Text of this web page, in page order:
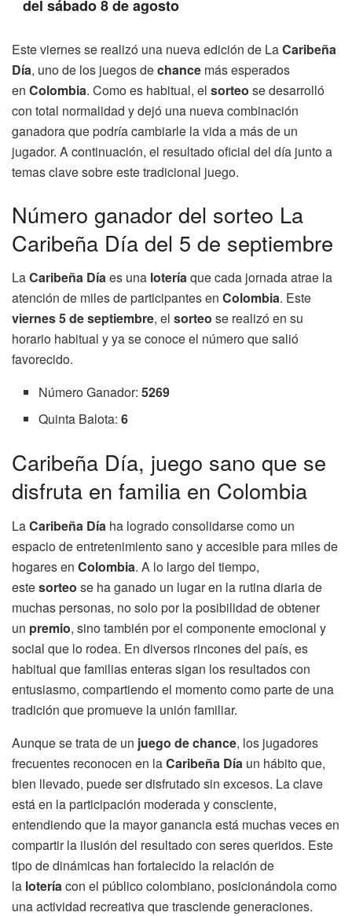
del sábado 8 de agosto
Este viernes se realizó una nueva edición de LaCaribeña
Día, uno de los juegos dechance más esperados
en Colombia. Como es habitual, el sorteo se desarrolló
con total normalidad y dejó una nueva combinación
ganadora que podría cambiarle la vida a más de un
jugador. A continuación, el resultado oficial del día junto a
temas clave sobre este tradicional juego.
Número ganador del sorteo La
Caribeña Día del 5 de septiembre
LaCaribeña Díaes una loteríaque cada jornada atrae la
atención de miles de participantes en Colombia. Este
viernes 5 de septiembre, el sorteo se realizó en su
horario habitual y ya se conoce el número que salió
favorecido.
Número Ganador:5269
Quinta Balota:6
Caribeña Día, juego sano que se
disfruta en familia en Colombia
LaCaribeña Día ha logrado consolidarse como un
espacio de entretenimiento sano y accesible para miles de
hogares en Colombia. A lo largo del tiempo,
estesorteo se ha ganado un lugar en la rutina diaria de
muchas personas, no solo por la posibilidad de obtener
un premio, sino también por el componente emocional y
social que lo rodea. En diversos rincones del país, es
habitual que familias enteras sigan los resultados con
entusiasmo, compartiendo el momento como parte de una
tradición que promueve la unión familiar.
Aunque se trata de un juego de chance, los jugadores
frecuentes reconocen en laCaribeña Día un hábito que,
bien llevado, puede ser disfrutado sin excesos. La clave
está en la participación moderada y consciente,
entendiendo que la mayor ganancia está muchas veces en
compartir la ilusión del resultado con seres queridos. Este
tipo de dinámicas han fortalecido la relación de
la loteríacon el público colombiano, posicionándola como
una actividad recreativa que trasciende generaciones.